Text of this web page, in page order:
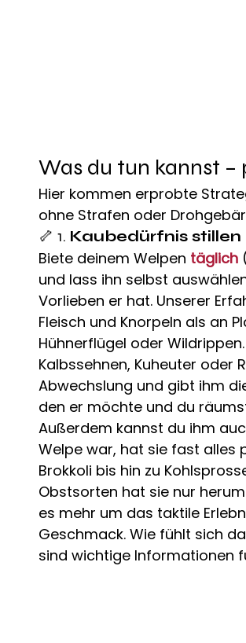
Was du tun kannst –
Hier kommen erprobte
ohne Strafen oder
🦴 1. Kaubedürfnis stillen
Biete deinem Welpen täglich
und lass ihn selbst
Vorlieben er hat. Unserer
Fleisch und Knorpeln als an
Hühnerflügel oder
Kalbssehnen, Kuheuter oder
Abwechslung und gibt ihm
den er möchte und du
Außerdem kannst du ihm
Welpe war, hat sie fast alles
Brokkoli bis hin zu
Obstsorten hat sie nur
es mehr um das taktile
Geschmack. Wie fühlt sich
sind wichtige Informationen